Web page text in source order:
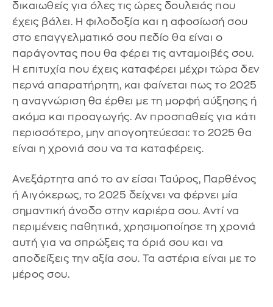
δικαιωθείς για όλες τις ώρες δουλειάς που
έχεις βάλει. Η φιλοδοξία και η αφοσίωσή σου
στο επαγγελματικό σου πεδίο θα είναι ο
παράγοντας που θα φέρει τις ανταμοιβές σου.
Η επιτυχία που έχεις καταφέρει μέχρι τώρα δεν
περνά απαρατήρητη, και φαίνεται πως το 2025
η αναγνώριση θα έρθει με τη μορφή αύξησης ή
ακόμα και προαγωγής. Αν προσπαθείς για κάτι
περισσότερο, μην απογοητεύεσαι: το 2025 θα
είναι η χρονιά σου να τα καταφέρεις.
Ανεξάρτητα από το αν είσαι Ταύρος, Παρθένος
ή Αιγόκερως, το 2025 δείχνει να φέρνει μία
σημαντική άνοδο στην καριέρα σου. Αντί να
περιμένεις παθητικά, χρησιμοποίησε τη χρονιά
αυτή για να σπρώξεις τα όριά σου και να
αποδείξεις την αξία σου. Τα αστέρια είναι με το
μέρος σου.